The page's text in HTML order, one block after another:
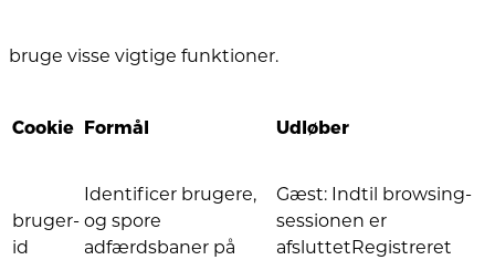
bruge visse vigtige funktioner.
Cookie Formål Udløber
bruger-
id
Identificer brugere,
og spore
adfærdsbaner på
Gæst: Indtil browsing-
sessionen er
afsluttetRegistreret